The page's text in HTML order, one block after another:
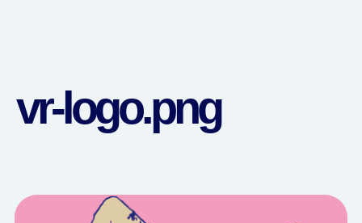
vr-logo.png